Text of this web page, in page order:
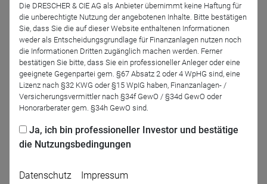
Telefoneinwahl 069-50 500 951 + Sitzungs-ID 9888 4024
967# + Teilnehmer-ID # + Sitzungs-Passwort 303000#;
(iPhone-freundlich
+496950500951,,98884024967#,,,,*303000# )
Zurück
Die DRESCHER & CIE AG als Anbieter übernimmt keine Haftung für
die unberechtigte Nutzung der angebotenen Inhalte. Bitte bestätigen
Sie, dass Sie die auf dieser Website enthaltenen Informationen
weder als Entscheidungsgrundlage für Finanzanlagen nutzen noch
die Informationen Dritten zugänglich machen werden. Ferner
bestätigen Sie bitte, dass Sie ein professioneller Anleger oder eine
geeignete Gegenpartei gem. §67 Absatz 2 oder 4 WpHG sind, eine
Lizenz nach §32 KWG oder §15 WpIG haben, Finanzanlagen- /
Versicherungsvermittler nach §34f GewO / §34d GewO oder
Honorarberater gem. §34h GewO sind.
Ja, ich bin professioneller Investor und bestätige
die Nutzungsbedingungen
Datenschutz Impressum